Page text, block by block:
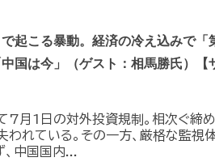
起こる暴動。経済の冷え込みで「
国は今」（ゲスト：相馬勝氏）【
7月1日の対外投資規制。相次ぐ締
われている。その一方、厳格な監視
、中国国内...